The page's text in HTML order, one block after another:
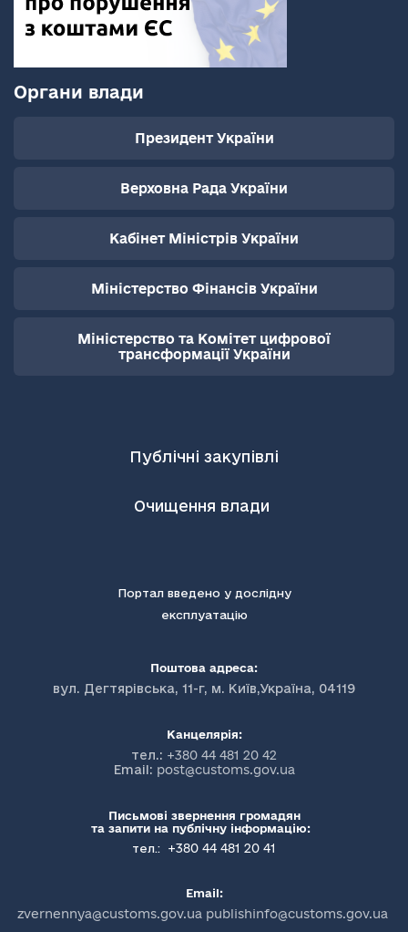
Органи влади
Президент України
Верховна Рада України
Кабінет Міністрів України
Міністерство Фінансів України
Міністерство та Комітет цифрової
трансформації України
Публічні закупівлі
Очищення влади
Портал введено у дослідну
експлуатацію
Поштова адреса:
вул. Дегтярівська, 11-г, м. Київ,Україна, 04119
Канцелярія:
тел.: +380 44 481 20 42
Email: post@customs.gov.ua
Письмові звернення громадян
та запити на публічну інформацію:
тел.:
+380 44 481 20 41
Email:
zvernennya@customs.gov.ua publishinfo@customs.gov.ua